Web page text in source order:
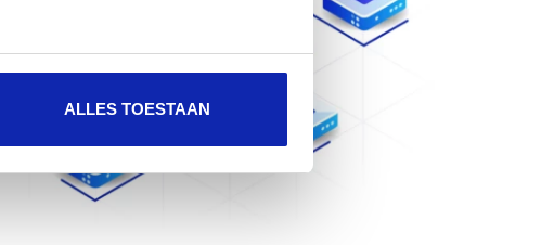
ALLES TOESTAAN